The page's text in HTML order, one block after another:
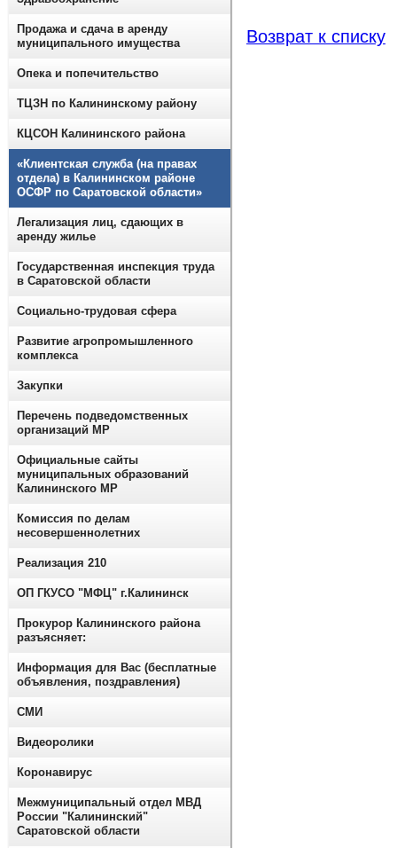
Возврат к списку
Продажа и сдача в аренду
муниципального имущества
Опека и попечительство
ТЦЗН по Калининскому району
КЦСОН Калининского района
«Клиентская служба (на правах
отдела) в Калининском районе
ОСФР по Саратовской области»
Легализация лиц, сдающих в
аренду жилье
Государственная инспекция труда
в Саратовской области
Социально-трудовая сфера
Развитие агропромышленного
комплекса
Закупки
Перечень подведомственных
организаций МР
Официальные сайты
муниципальных образований
Калининского МР
Комиссия по делам
несовершеннолетних
Реализация 210
ОП ГКУСО "МФЦ" г.Калининск
Прокурор Калининского района
разъясняет:
Информация для Вас (бесплатные
объявления, поздравления)
СМИ
Видеоролики
Коронавирус
Межмуниципальный отдел МВД
России "Калининский"
Саратовской области